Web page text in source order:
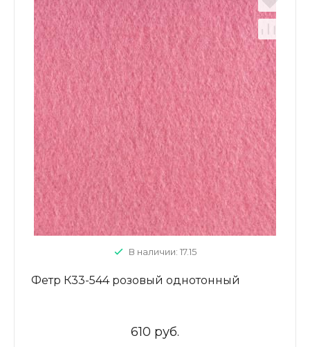
В наличии: 17.15
Фетр К33-544 розовый однотонный
610 руб.